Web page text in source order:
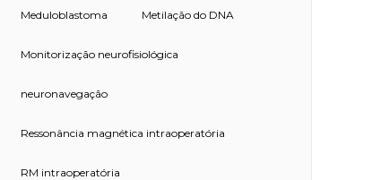
Meduloblastoma Metilação do DNA
Monitorização neurofisiológica
neuronavegação
Ressonância magnética intraoperatória
RM intraoperatória